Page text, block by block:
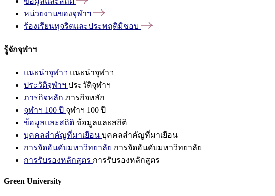
หน่วยงานของจุฬาฯ
ร้องเรียนทุจริตและประพฤติมิชอบ
รู้จักจุฬาฯ
แนะนำจุฬาฯ แนะนำจุฬาฯ
ประวัติจุฬาฯ ประวัติจุฬาฯ
ภารกิจหลัก ภารกิจหลัก
จุฬาฯ 100 ปี จุฬาฯ 100 ปี
ข้อมูลและสถิติ ข้อมูลและสถิติ
บุคคลสำคัญที่มาเยือน บุคคลสำคัญที่มาเยือน
การจัดอันดับมหาวิทยาลัย การจัดอันดับมหาวิทยาลัย
การรับรองหลักสูตร การรับรองหลักสูตร
Green University